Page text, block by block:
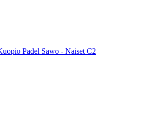
Padel Sawo - Naiset C2